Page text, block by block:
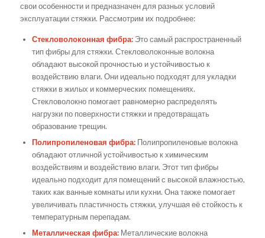
свои особенности и предназначен для разных условий
эксплуатации стяжки. Рассмотрим их подробнее:
Стекловолоконная фибра:Это самый распространенный
тип фибры для стяжки. Стекловолоконные волокна
обладают высокой прочностью и устойчивостью к
воздействию влаги. Они идеально подходят для укладки
стяжки в жилых и коммерческих помещениях.
Стекловолокно помогает равномерно распределять
нагрузки по поверхности стяжки и предотвращать
образование трещин.
Полипропиленовая фибра:Полипропиленовые волокна
обладают отличной устойчивостью к химическим
воздействиям и воздействию влаги. Этот тип фибры
идеально подходит для помещений с высокой влажностью,
таких как ванные комнаты или кухни. Она также помогает
увеличивать пластичность стяжки, улучшая её стойкость к
температурным перепадам.
Металлическая фибра:Металлические волокна